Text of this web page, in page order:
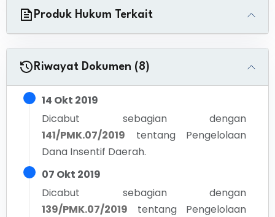
Produk Hukum Terkait
Riwayat Dokumen (8)
14 Okt 2019
Dicabut sebagian dengan
141/PMK.07/2019
tentang Pengelolaan
Dana Insentif Daerah.
07 Okt 2019
Dicabut sebagian dengan
139/PMK.07/2019
tentang Pengelolaan